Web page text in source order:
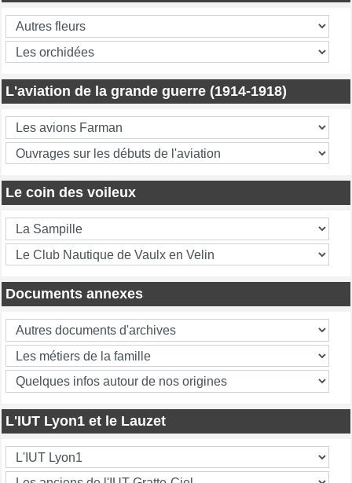
L'aviation de la grande guerre (1914-1918)
Le coin des voileux
Documents annexes
L'IUT Lyon1 et le Lauzet